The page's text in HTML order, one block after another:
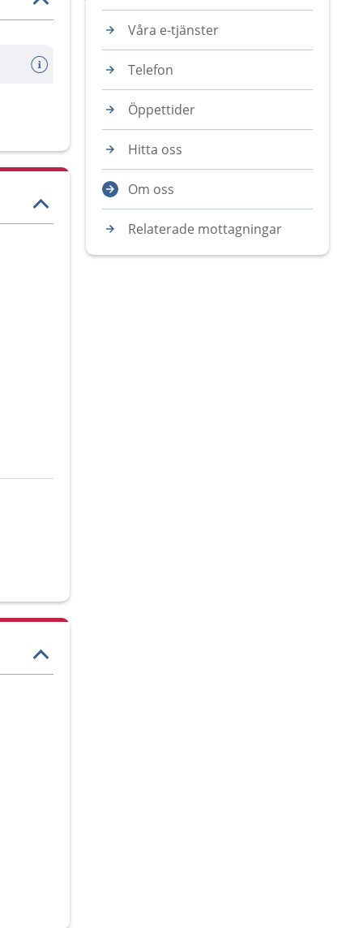
Våra e-tjänster
Telefon
Öppettider
Hitta oss
Om oss
Relaterade mottagningar